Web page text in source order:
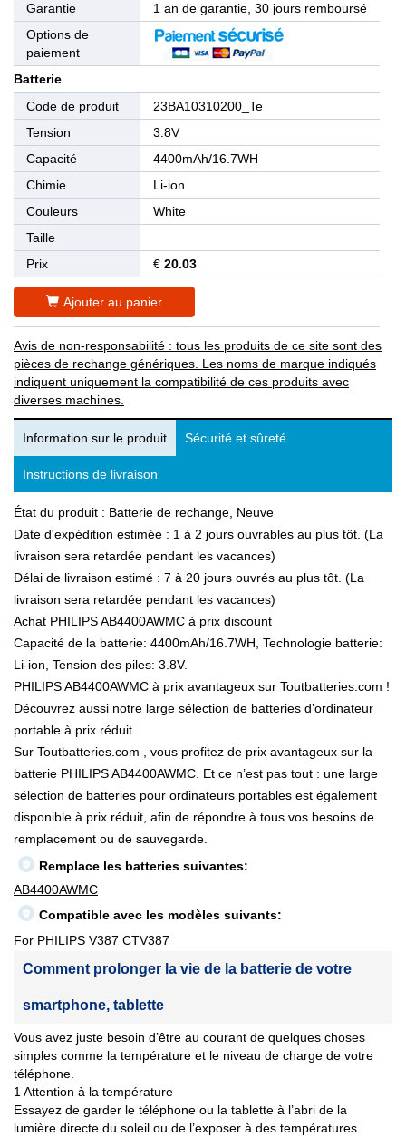
Garantie
1 an de garantie, 30 jours remboursé
Options de
paiement
Batterie
Code de produit
23BA10310200_Te
Tension
3.8V
Capacité
4400mAh/16.7WH
Chimie
Li-ion
Couleurs
White
Taille
Prix
€ 20.03
Ajouter au panier
Avis de non-responsabilité : tous les produits de ce site sont des
pièces de rechange génériques. Les noms de marque indiqués
indiquent uniquement la compatibilité de ces produits avec
diverses machines.
Information sur le produit Sécurité et sûreté
Instructions de livraison
État du produit : Batterie de rechange, Neuve
Date d'expédition estimée : 1 à 2 jours ouvrables au plus tôt. (La
livraison sera retardée pendant les vacances)
Délai de livraison estimé : 7 à 20 jours ouvrés au plus tôt. (La
livraison sera retardée pendant les vacances)
Achat PHILIPS AB4400AWMC à prix discount
Capacité de la batterie: 4400mAh/16.7WH, Technologie batterie:
Li-ion, Tension des piles: 3.8V.
PHILIPS AB4400AWMC à prix avantageux sur Toutbatteries.com !
Découvrez aussi notre large sélection de batteries d’ordinateur
portable à prix réduit.
Sur Toutbatteries.com , vous profitez de prix avantageux sur la
batterie PHILIPS AB4400AWMC. Et ce n’est pas tout : une large
sélection de batteries pour ordinateurs portables est également
disponible à prix réduit, afin de répondre à tous vos besoins de
remplacement ou de sauvegarde.
Remplace les batteries suivantes:
AB4400AWMC
Compatible avec les modèles suivants:
For PHILIPS V387 CTV387
Comment prolonger la vie de la batterie de votre
smartphone, tablette
Vous avez juste besoin d’être au courant de quelques choses
simples comme la température et le niveau de charge de votre
téléphone.
1 Attention à la température
Essayez de garder le téléphone ou la tablette à l’abri de la
lumière directe du soleil ou de l’exposer à des températures